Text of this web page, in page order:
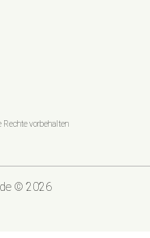
Rechte vorbehalten
© 2026